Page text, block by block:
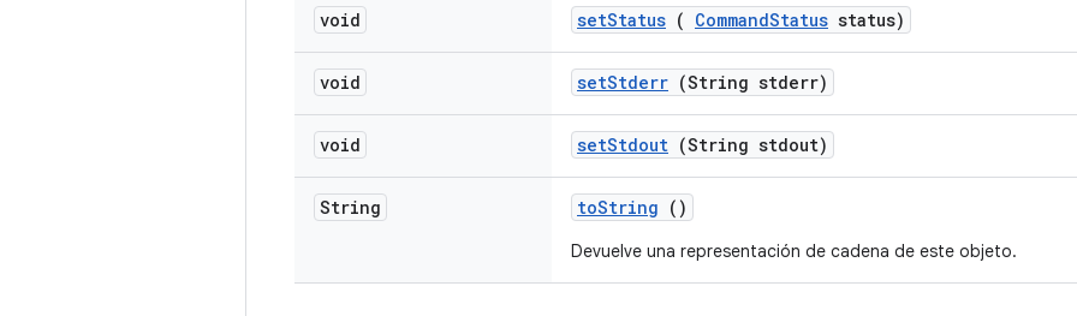
void setStatus ( CommandStatus status)
void setStderr (String stderr)
void setStdout (String stdout)
String toString ()
Devuelve una representación de cadena de este objeto.